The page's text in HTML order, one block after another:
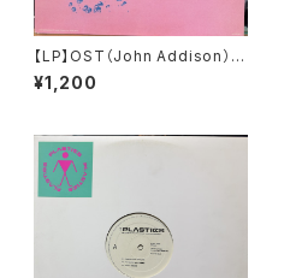
【LP】OST（John Addison） /
A Bridge Too Far
¥1,200